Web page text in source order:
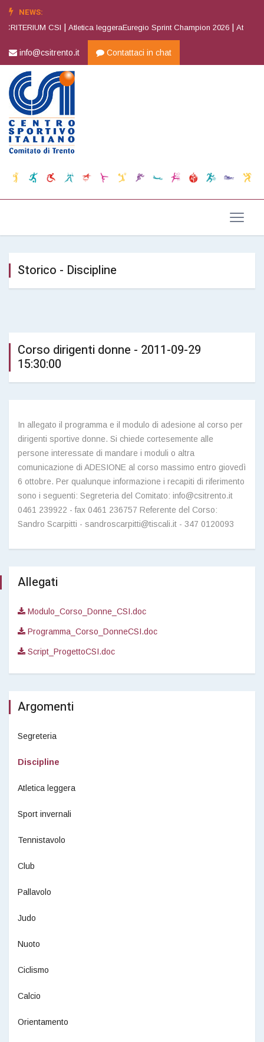
NEWS:
CSI |Atletica leggeraEuregio Sprint Champion 2026 |Atletica
info@csitrento.it Contattaci in chat
Storico - Discipline
Corso dirigenti donne - 2011-09-29
15:30:00
In allegato il programma e il modulo di adesione al corso per
dirigenti sportive donne. Si chiede cortesemente alle
persone interessate di mandare i moduli o altra
comunicazione di ADESIONE al corso massimo entro giovedì
6 ottobre. Per qualunque informazione i recapiti di riferimento
sono i seguenti: Segreteria del Comitato: info@csitrento.it
0461 239922 - fax 0461 236757 Referente del Corso:
Sandro Scarpitti - sandroscarpitti@tiscali.it - 347 0120093
Allegati
Modulo_Corso_Donne_CSI.doc
Programma_Corso_DonneCSI.doc
Script_ProgettoCSI.doc
Argomenti
Segreteria
Discipline
Atletica leggera
Sport invernali
Tennistavolo
Club
Pallavolo
Judo
Nuoto
Ciclismo
Calcio
Orientamento